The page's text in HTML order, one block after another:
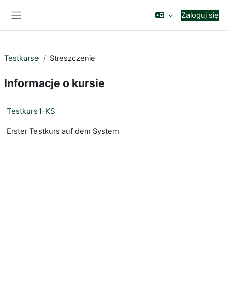
Zaloguj się
Testkurse Streszczenie
Informacje o kursie
Testkurs1-KS
Erster Testkurs auf dem System